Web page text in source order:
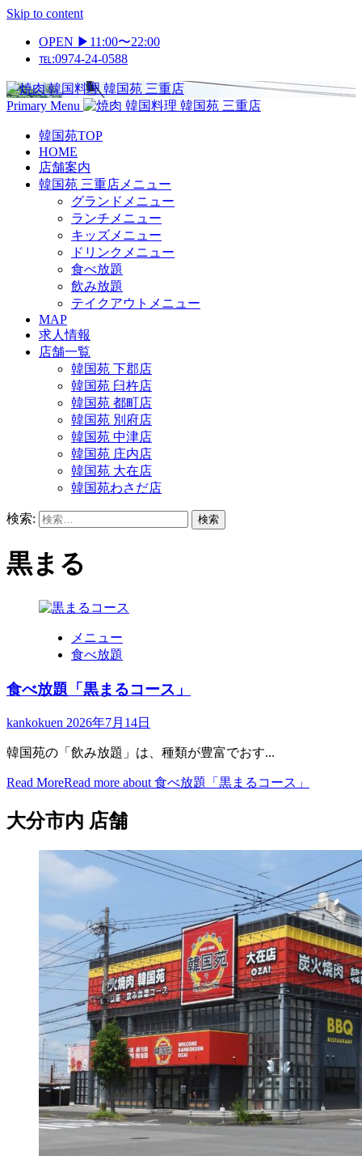
Skip to content
OPEN ▶11:00〜22:00
℡:0974-24-0588
Primary Menu
韓国苑TOP
HOME
店舗案内
韓国苑 三重店メニュー
グランドメニュー
ランチメニュー
キッズメニュー
ドリンクメニュー
食べ放題
飲み放題
テイクアウトメニュー
MAP
求人情報
店舗一覧
韓国苑 下郡店
韓国苑 臼杵店
韓国苑 都町店
韓国苑 別府店
韓国苑 中津店
韓国苑 庄内店
韓国苑 大在店
韓国苑わさだ店
検索:
黒まる
メニュー
食べ放題
食べ放題「黒まるコース」
kankokuen 2026年7月14日
韓国苑の「飲み放題」は、種類が豊富でおす...
Read MoreRead more about 食べ放題「黒まるコース」
大分市内 店舗